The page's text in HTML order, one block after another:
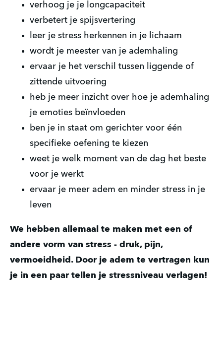
verhoog je je longcapaciteit
verbetert je spijsvertering
leer je stress herkennen in je lichaam
wordt je meester van je ademhaling
ervaar je het verschil tussen liggende of
zittende uitvoering
heb je meer inzicht over hoe je ademhaling
je emoties beïnvloeden
ben je in staat om gerichter voor één
specifieke oefening te kiezen
weet je welk moment van de dag het beste
voor je werkt
ervaar je meer adem en minder stress in je
leven
We hebben allemaal te maken met een of
andere vorm van stress - druk, pijn,
vermoeidheid. Door je adem te vertragen kun
je in een paar tellen je stressniveau verlagen!